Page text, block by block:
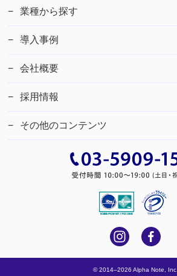
業種から探す
導入事例
会社概要
採用情報
その他のコンテンツ
© 2014–2026 Alpha Note, Inc.